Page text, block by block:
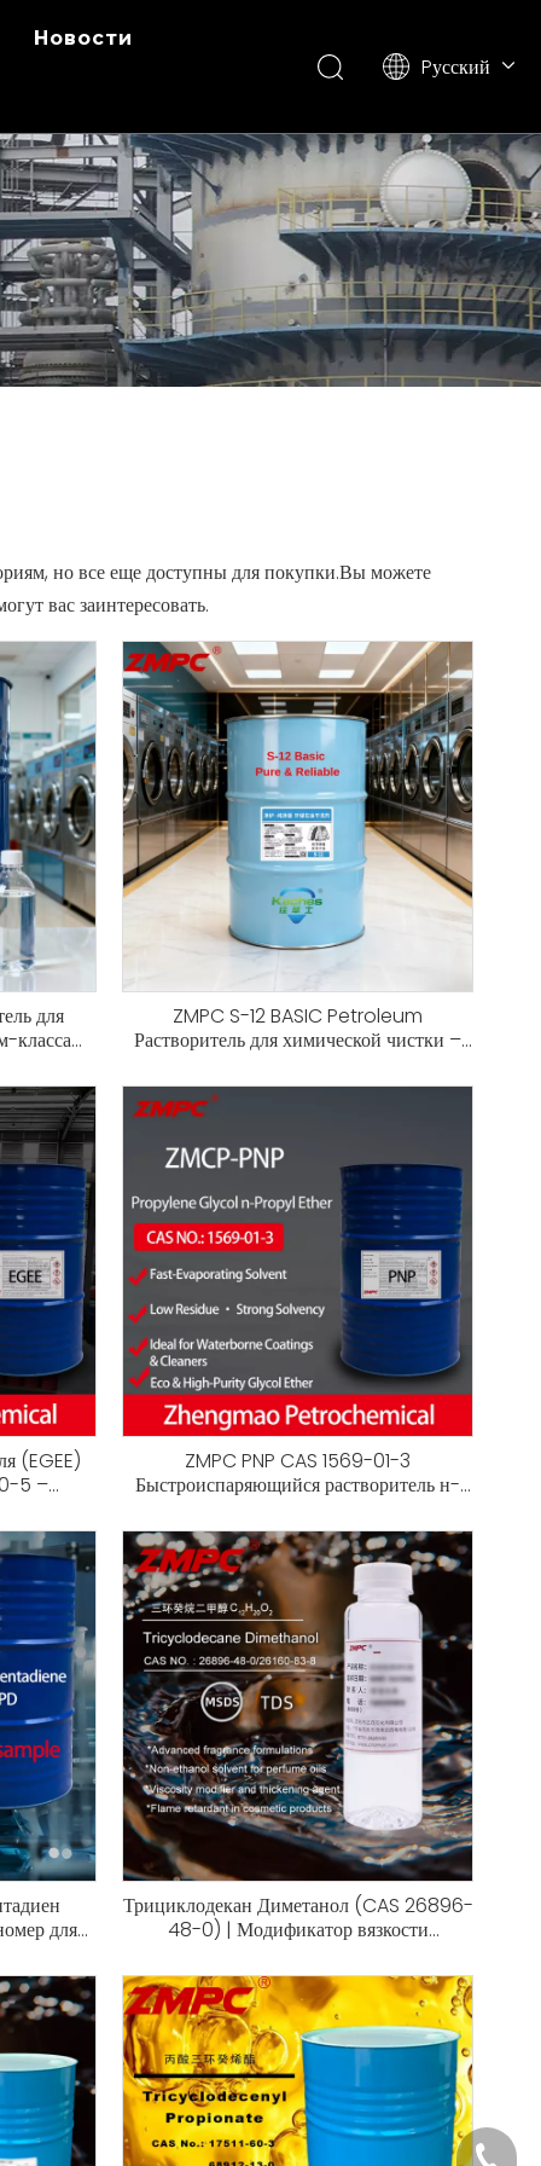
Новости
Pусский
ไทย
но все еще доступны для покупки.Вы можете
вас заинтересовать.
для
класса
ZMPC S-12 BASIC Petroleum
Растворитель для химической чистки –
(EGEE)
5 –
ZMPC PNP CAS 1569-01-3
Быстроиспаряющийся растворитель н-
красок и чистящих средств на водной
основе
для
Трициклодекан Диметанол (CAS 26896-
48-0) | Модификатор вязкости
растворитель и аддитивность полимера |
Высокая чистота (99,8%), экологически
чистая
+86-